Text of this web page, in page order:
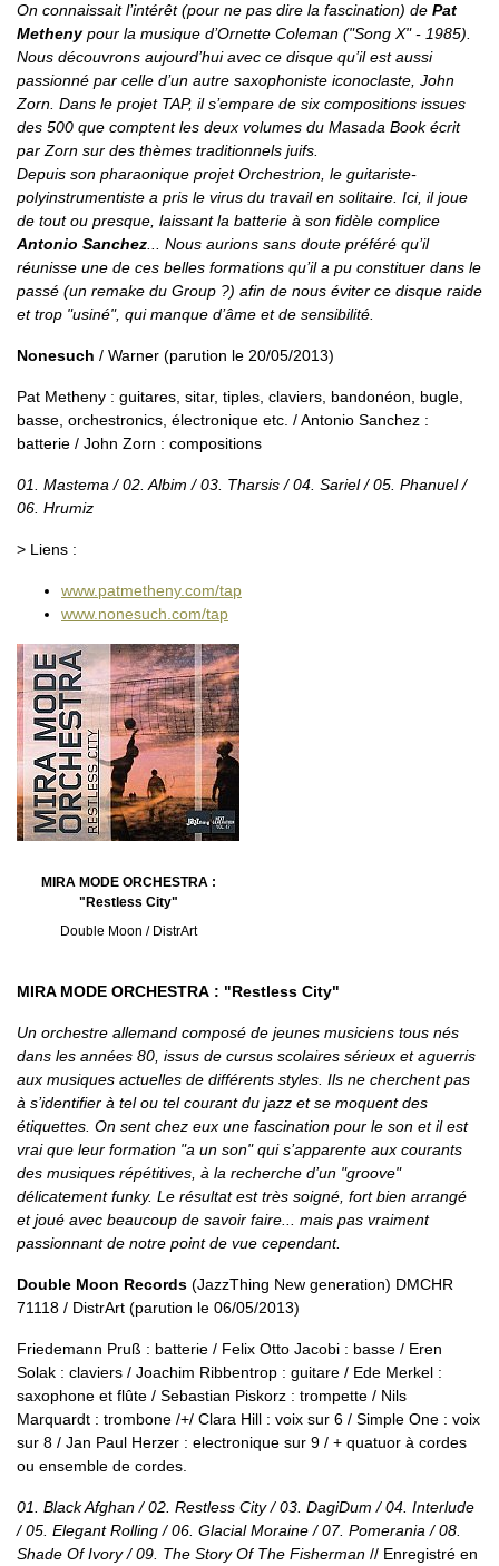
On connaissait l’intérêt (pour ne pas dire la fascination) de Pat
Methenypour la musique d’Ornette Coleman ("Song X" - 1985).
Nous découvrons aujourd’hui avec ce disque qu’il est aussi
passionné par celle d’un autre saxophoniste iconoclaste, John
Zorn. Dans le projet TAP, il s’empare de six compositions issues
des 500 que comptent les deux volumes du Masada Book écrit
par Zorn sur des thèmes traditionnels juifs.
Depuis son pharaonique projet Orchestrion, le guitariste-
polyinstrumentiste a pris le virus du travail en solitaire. Ici, il joue
de tout ou presque, laissant la batterie à son fidèle complice
Antonio Sanchez... Nous aurions sans doute préféré qu’il
réunisse une de ces belles formations qu’il a pu constituer dans le
passé (un remake du Group ?) afin de nous éviter ce disque raide
et trop "usiné", qui manque d’âme et de sensibilité.
Nonesuch / Warner (parution le 20/05/2013)
Pat Metheny : guitares, sitar, tiples, claviers, bandonéon, bugle,
basse, orchestronics, électronique etc. / Antonio Sanchez :
batterie / John Zorn : compositions
01. Mastema / 02. Albim / 03. Tharsis / 04. Sariel / 05. Phanuel /
06. Hrumiz
> Liens :
www.patmetheny.com/tap
www.nonesuch.com/tap
MIRA MODE ORCHESTRA :
"Restless City"
Double Moon / DistrArt
MIRA MODE ORCHESTRA : "Restless City"
Un orchestre allemand composé de jeunes musiciens tous nés
dans les années 80, issus de cursus scolaires sérieux et aguerris
aux musiques actuelles de différents styles. Ils ne cherchent pas
à s’identifier à tel ou tel courant du jazz et se moquent des
étiquettes. On sent chez eux une fascination pour le son et il est
vrai que leur formation "a un son" qui s’apparente aux courants
des musiques répétitives, à la recherche d’un "groove"
délicatement funky. Le résultat est très soigné, fort bien arrangé
et joué avec beaucoup de savoir faire... mais pas vraiment
passionnant de notre point de vue cependant.
Double Moon Records (JazzThing New generation) DMCHR
71118 / DistrArt (parution le 06/05/2013)
Friedemann Pruß : batterie / Felix Otto Jacobi : basse / Eren
Solak : claviers / Joachim Ribbentrop : guitare / Ede Merkel :
saxophone et flûte / Sebastian Piskorz : trompette / Nils
Marquardt : trombone /+/ Clara Hill : voix sur 6 / Simple One : voix
sur 8 / Jan Paul Herzer : electronique sur 9 / + quatuor à cordes
ou ensemble de cordes.
01. Black Afghan / 02. Restless City / 03. DagiDum / 04. Interlude
/ 05. Elegant Rolling / 06. Glacial Moraine / 07. Pomerania / 08.
Shade Of Ivory / 09. The Story Of The Fisherman // Enregistré en